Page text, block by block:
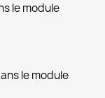
le module
le module